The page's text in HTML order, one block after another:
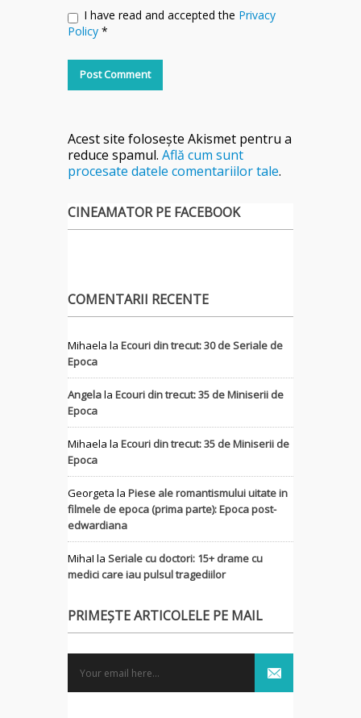
I have read and accepted the Privacy
Policy *
Acest site folosește Akismet pentru a
reduce spamul. Află cum sunt
procesate datele comentariilor tale.
CINEAMATOR PE FACEBOOK
COMENTARII RECENTE
Mihaela la Ecouri din trecut: 30 de Seriale de
Epoca
Angelala Ecouri din trecut: 35 de Miniserii de
Epoca
Mihaela la Ecouri din trecut: 35 de Miniserii de
Epoca
Georgeta la Piese ale romantismului uitate in
filmele de epoca (prima parte): Epoca post-
edwardiana
MihaI la Seriale cu doctori: 15+ drame cu
medici care iau pulsul tragediilor
PRIMEȘTE ARTICOLELE PE MAIL